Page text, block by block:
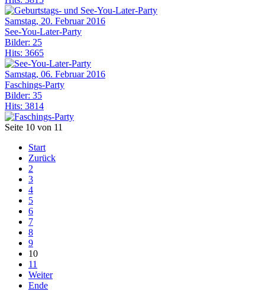
Samstag, 20. Februar 2016
See-You-Later-Party
Bilder: 25
Hits: 3665
Samstag, 06. Februar 2016
Faschings-Party
Bilder: 35
Hits: 3814
Seite 10 von 11
Start
Zurück
2
3
4
5
6
7
8
9
10
11
Weiter
Ende